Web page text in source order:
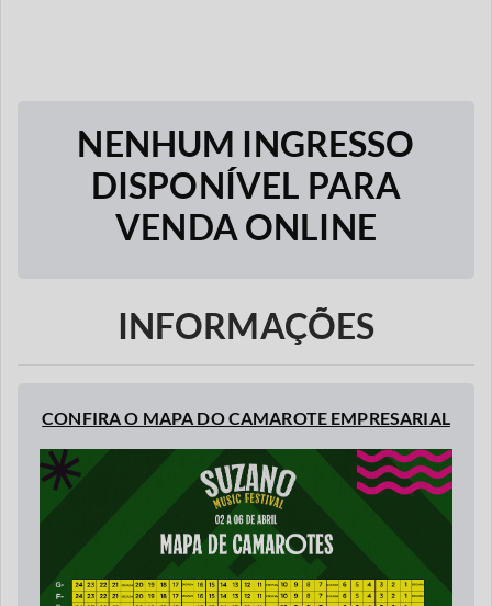
NENHUM INGRESSO
DISPONÍVEL PARA
VENDA ONLINE
INFORMAÇÕES
CONFIRA O MAPA DO CAMAROTE EMPRESARIAL